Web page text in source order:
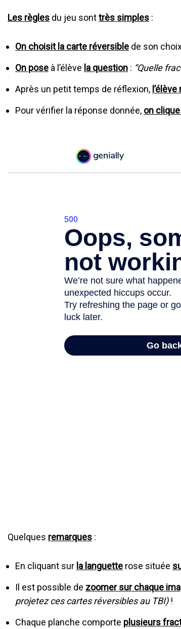
Les règles du jeu sonttrès simples :
On choisit la carte réversible de son
On pose à l’élève la question : “Quelle
Après un petit temps de réflexion,
Pour vérifier la réponse donnée, on
Quelques remarques :
En cliquant sur la languette rose située
Il est possible de zoomer sur chaque
projetez ces cartes réversibles au TBI)!
Chaque planche comporte plusieurs